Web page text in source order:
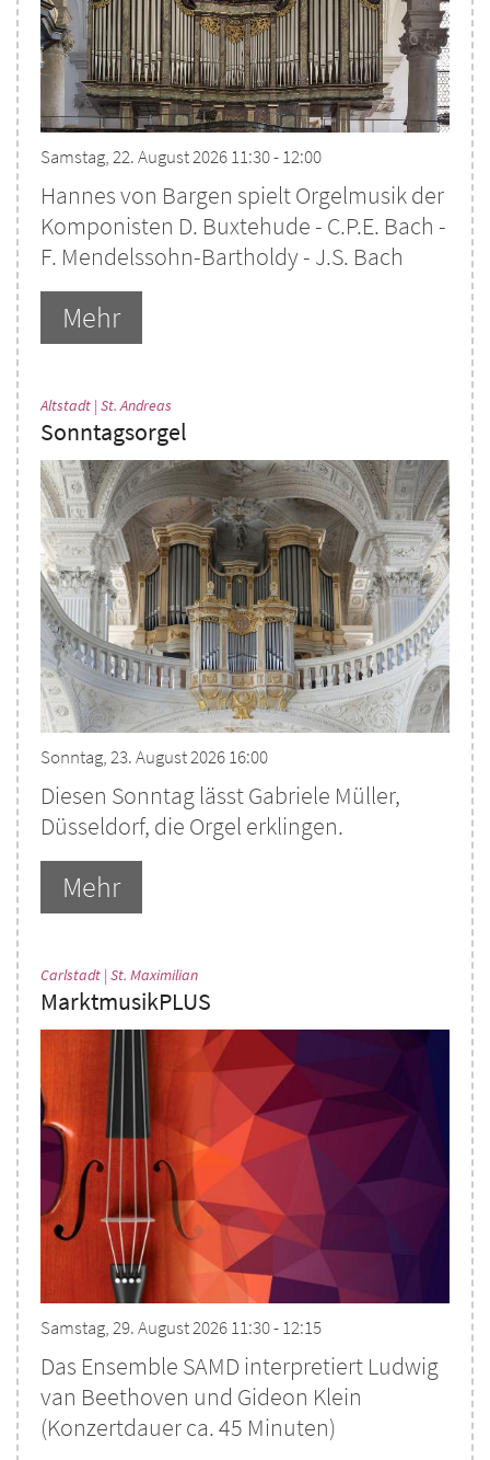
Samstag, 22. August 2026 11:30 - 12:00
Hannes von Bargen spielt Orgelmusik der
Komponisten D. Buxtehude - C.P.E. Bach -
F. Mendelssohn-Bartholdy - J.S. Bach
Mehr
Altstadt | St. Andreas
Sonntagsorgel
Sonntag, 23. August 2026 16:00
Diesen Sonntag lässt Gabriele Müller,
Düsseldorf, die Orgel erklingen.
Mehr
Carlstadt | St. Maximilian:
MarktmusikPLUS
Samstag, 29. August 2026 11:30 - 12:15
Das Ensemble SAMD interpretiert Ludwig
van Beethoven und Gideon Klein
(Konzertdauer ca. 45 Minuten)